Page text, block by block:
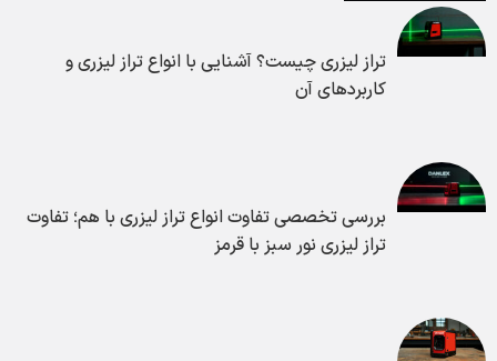
تراز لیزری چیست؟ آشنایی با انواع تراز لیزری و
کاربردهای آن
بررسی تخصصی تفاوت انواع تراز لیزری با هم؛ تفاوت
تراز لیزری نور سبز با قرمز